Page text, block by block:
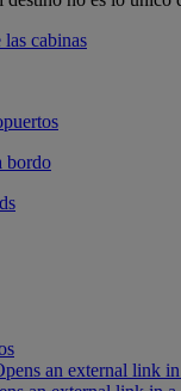
las cabinas
bordo
an external link